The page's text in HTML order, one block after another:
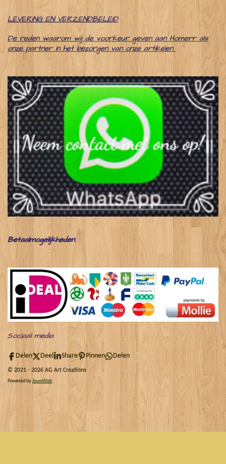
LEVERING EN VERZENDBELEID
De reden waarom wij de voorkeur geven aan Homerr als
onze partner in het bezorgen van onze artikelen
Betaalmogelijkheden
Sociaalmedia
Delen Deel Share Pinnen Delen
© 2021 - 2026 AG Art Creations
Powered byJouwWeb